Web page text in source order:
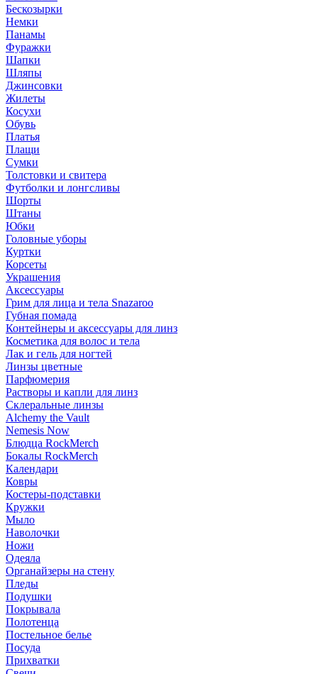
Бескозырки
Немки
Панамы
Фуражки
Шапки
Шляпы
Джинсовки
Жилеты
Косухи
Обувь
Платья
Плащи
Сумки
Толстовки и свитера
Футболки и лонгсливы
Шорты
Штаны
Юбки
Головные уборы
Куртки
Корсеты
Украшения
Аксессуары
Грим для лица и тела Snazaroo
Губная помада
Контейнеры и аксессуары для линз
Косметика для волос и тела
Лак и гель для ногтей
Линзы цветные
Парфюмерия
Растворы и капли для линз
Склеральные линзы
Alchemy the Vault
Nemesis Now
Блюдца RockMerch
Бокалы RockMerch
Календари
Ковры
Костеры-подставки
Кружки
Мыло
Наволочки
Ножи
Одеяла
Органайзеры на стену
Пледы
Подушки
Покрывала
Полотенца
Постельное белье
Посуда
Прихватки